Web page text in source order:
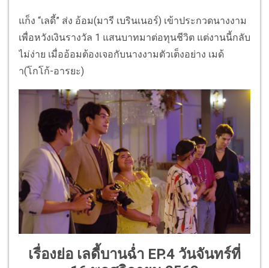
แก็ง “เลดี้” ส่ง อ้อม(มารี เบรินเนอร์) เข้าประกวดนางงาม
เพื่อหวังเงินรางวัล 1 แสนบาทมาต่อทุนชีวิต แต่งานนี้กลับ
ไม่ง่าย เมื่ออ้อมต้องเจอกับนางงามตัวเต็งอย่าง เมด้
า(โกโก้-อารยะ)
เรื่องย่อ เลดี้บานฉ่ำ EP.4 วันจันทร์ที่